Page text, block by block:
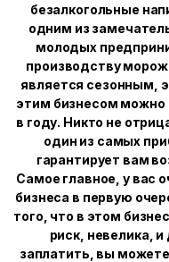
безалкогольные
одним из
молодых
производству
является сезонным,
этим бизнесом можно
в году. Никто не
один из самых
гарантирует вам
Самое главное, у вас
бизнеса в первую
того, что в этом
риск, невелика,
заплатить, вы